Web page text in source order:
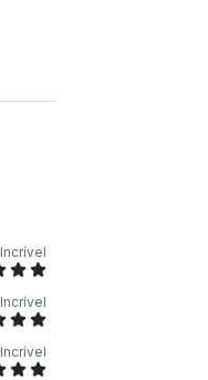
Incrível
Incrível
Incrível